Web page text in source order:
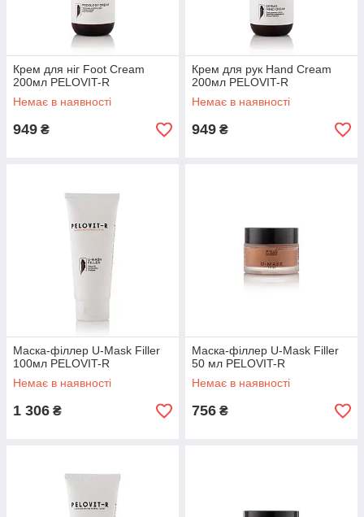
Крем для ніг Foot Cream
200мл PELOVIT-R
Немає в наявності
949 ₴
Крем для рук Hand Cream
200мл PELOVIT-R
Немає в наявності
949 ₴
Маска-філлер U-Mask Filler
100мл PELOVIT-R
Немає в наявності
1 306 ₴
Маска-філлер U-Mask Filler
50 мл PELOVIT-R
Немає в наявності
756 ₴